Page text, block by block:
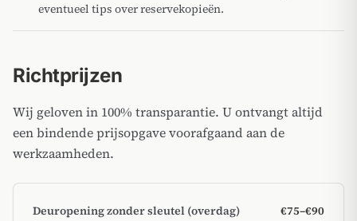
eventueel tips over reservekopieën.
Richtprijzen
Wij geloven in 100% transparantie. U ontvangt altijd
een bindende prijsopgave voorafgaand aan de
werkzaamheden.
Deuropening zonder sleutel (overdag) €75–€90